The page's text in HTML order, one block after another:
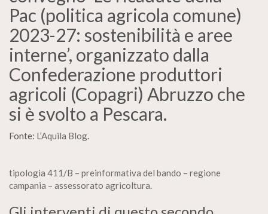
Pac (politica agricola comune)
2023-27: sostenibilità e aree
interne’, organizzato dalla
Confederazione produttori
agricoli (Copagri) Abruzzo che
si è svolto a Pescara.
Fonte: L’Aquila Blog.
tipologia 411/B – preinformativa del bando – regione
campania – assessorato agricoltura.